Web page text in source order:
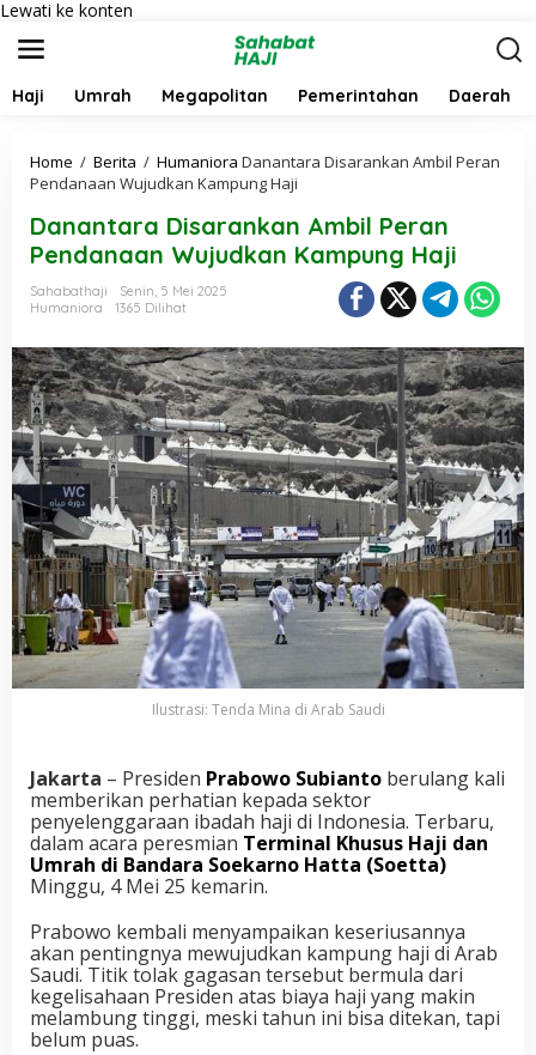
Lewati ke konten
Haji Umrah Megapolitan Pemerintahan Daerah
Home / Berita / Humaniora Danantara Disarankan Ambil Peran
Pendanaan Wujudkan Kampung Haji
Danantara Disarankan Ambil Peran
Pendanaan Wujudkan Kampung Haji
Sahabathaji
Senin, 5 Mei 2025
Humaniora
1365 Dilihat
Ilustrasi: Tenda Mina di Arab Saudi
Jakarta – Presiden Prabowo Subianto berulang kali
memberikan perhatian kepada sektor
penyelenggaraan ibadah haji di Indonesia. Terbaru,
dalam acara peresmian Terminal Khusus Haji dan
Umrah di Bandara Soekarno Hatta (Soetta)
Minggu, 4 Mei 25 kemarin.
Prabowo kembali menyampaikan keseriusannya
akan pentingnya mewujudkan kampung haji di Arab
Saudi. Titik tolak gagasan tersebut bermula dari
kegelisahaan Presiden atas biaya haji yang makin
melambung tinggi, meski tahun ini bisa ditekan, tapi
belum puas.